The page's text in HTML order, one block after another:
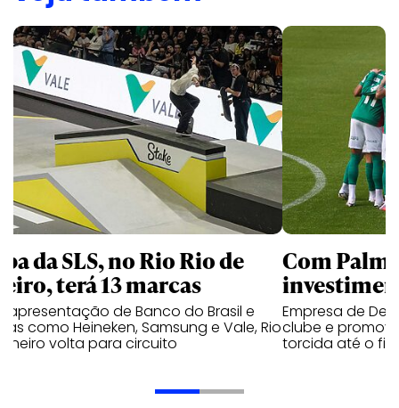
da SLS, no Rio Rio de
terá 13 marcas
apresentação de Banco do Brasil e
como Heineken, Samsung e Vale, Rio
volta para circuito
Com
Empresa de
clube e
torcida até o